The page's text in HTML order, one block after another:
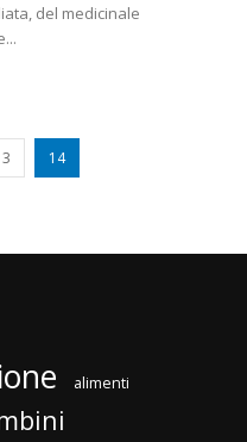
del medicinale
14
alimenti